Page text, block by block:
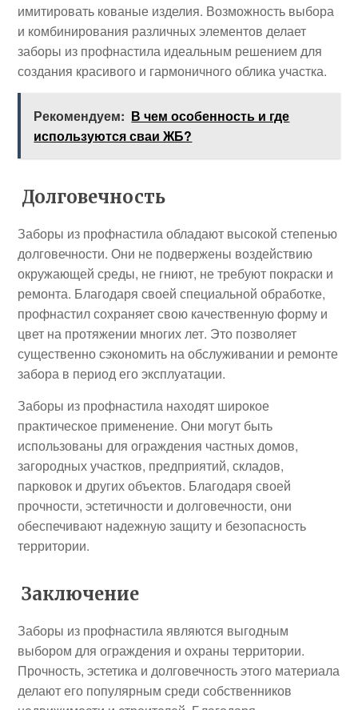
имитировать кованые изделия. Возможность выбора
и комбинирования различных элементов делает
заборы из профнастила идеальным решением для
создания красивого и гармоничного облика участка.
Рекомендуем: В чем особенность и где
используются сваи ЖБ?
Долговечность
Заборы из профнастила обладают высокой степенью
долговечности. Они не подвержены воздействию
окружающей среды, не гниют, не требуют покраски и
ремонта. Благодаря своей специальной обработке,
профнастил сохраняет свою качественную форму и
цвет на протяжении многих лет. Это позволяет
существенно сэкономить на обслуживании и ремонте
забора в период его эксплуатации.
Заборы из профнастила находят широкое
практическое применение. Они могут быть
использованы для ограждения частных домов,
загородных участков, предприятий, складов,
парковок и других объектов. Благодаря своей
прочности, эстетичности и долговечности, они
обеспечивают надежную защиту и безопасность
территории.
Заключение
Заборы из профнастила являются выгодным
выбором для ограждения и охраны территории.
Прочность, эстетика и долговечность этого материала
делают его популярным среди собственников